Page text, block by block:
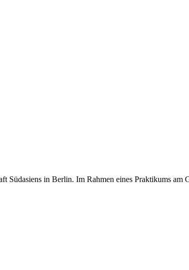
Südasiens in Berlin. Im Rahmen eines Praktikums